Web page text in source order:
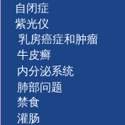
自闭症
紫光仪
乳房癌症和肿瘤
牛皮癣
内分泌系统
肺部问题
禁食
灌肠